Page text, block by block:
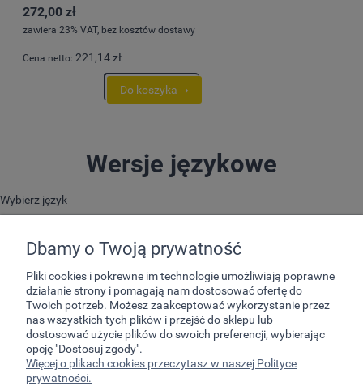
272,00 zł
zawiera 23% VAT, bez kosztów dostawy
Cena netto: 221,14 zł
Do koszyka
Wersje językowe
Wybierz język
Pomoc
Dbamy o Twoją prywatność
Pliki cookies i pokrewne im technologie umożliwiają poprawne
działanie strony i pomagają nam dostosować ofertę do
Twoich potrzeb. Możesz zaakceptować wykorzystanie przez
nas wszystkich tych plików i przejść do sklepu lub
dostosować użycie plików do swoich preferencji, wybierając
opcję "Dostosuj zgody".
Więcej o plikach cookies przeczytasz w naszej Polityce
prywatności.